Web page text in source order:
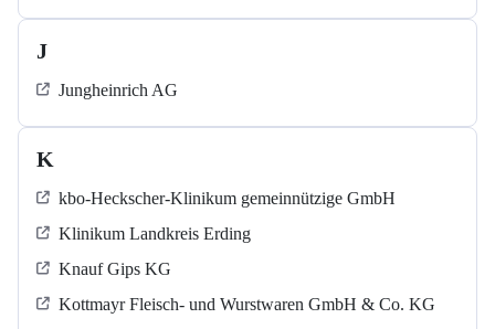
J
Jungheinrich AG
K
kbo-Heckscher-Klinikum gemeinnützige GmbH
Klinikum Landkreis Erding
Knauf Gips KG
Kottmayr Fleisch- und Wurstwaren GmbH & Co. KG